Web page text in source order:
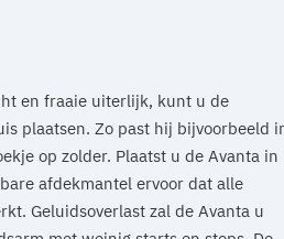
en fraaie uiterlijk, kunt u de
plaatsen. Zo past hij bijvoorbeeld
op zolder. Plaatst u de Avanta in
afdekmantel ervoor dat alle
Geluidsoverlast zal de Avanta u